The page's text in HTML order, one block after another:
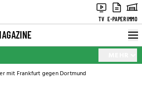
TV E-PAPERIMMO
mit Frankfurt gegen Dortmund